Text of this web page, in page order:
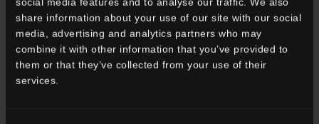
share information about your use of our site with our social
media, advertising and analytics partners who may
combine it with other information that you’ve provided to
them or that they’ve collected from your use of their
services.
GARDENA